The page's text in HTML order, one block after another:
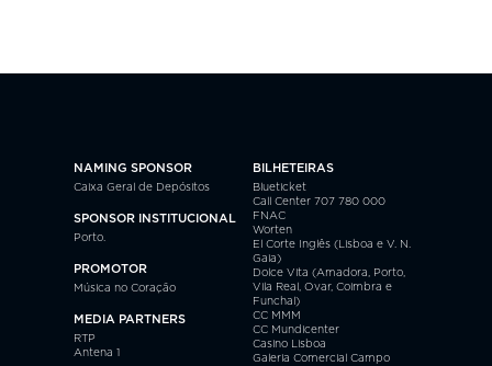
NAMING SPONSOR
Caixa Geral de Depósitos
SPONSOR INSTITUCIONAL
Porto.
PROMOTOR
Música no Coração
MEDIA PARTNERS
RTP
Antena 1
BILHETEIRAS
Blueticket
Call Center 707 780 000
FNAC
Worten
El Corte Inglês (Lisboa e V. N.
Gaia)
Dolce Vita (Amadora, Porto,
Vila Real, Ovar, Coimbra e
Funchal)
CC MMM
CC Mundicenter
Casino Lisboa
Galeria Comercial Campo